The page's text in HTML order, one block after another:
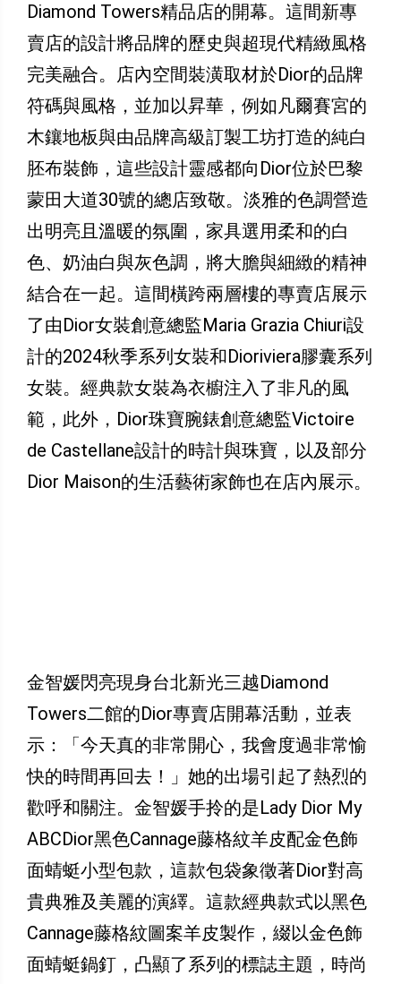
Diamond Towers精品店的開幕。這間新專
賣店的設計將品牌的歷史與超現代精緻風格
完美融合。店內空間裝潢取材於Dior的品牌
符碼與風格，並加以昇華，例如凡爾賽宮的
木鑲地板與由品牌高級訂製工坊打造的純白
胚布裝飾，這些設計靈感都向Dior位於巴黎
蒙田大道30號的總店致敬。淡雅的色調營造
出明亮且溫暖的氛圍，家具選用柔和的白
色、奶油白與灰色調，將大膽與細緻的精神
結合在一起。這間橫跨兩層樓的專賣店展示
了由Dior女裝創意總監Maria Grazia Chiuri設
計的2024秋季系列女裝和Dioriviera膠囊系列
女裝。經典款女裝為衣櫥注入了非凡的風
範，此外，Dior珠寶腕錶創意總監Victoire
de Castellane設計的時計與珠寶，以及部分
Dior Maison的生活藝術家飾也在店內展示。
金智媛閃亮現身台北新光三越Diamond
Towers二館的Dior專賣店開幕活動，並表
示：「今天真的非常開心，我會度過非常愉
快的時間再回去！」她的出場引起了熱烈的
歡呼和關注。金智媛手拎的是Lady Dior My
ABCDior黑色Cannage藤格紋羊皮配金色飾
面蜻蜓小型包款，這款包袋象徵著Dior對高
貴典雅及美麗的演繹。這款經典款式以黑色
Cannage藤格紋圖案羊皮製作，綴以金色飾
面蜻蜓鍋釘，凸顯了系列的標誌主題，時尚